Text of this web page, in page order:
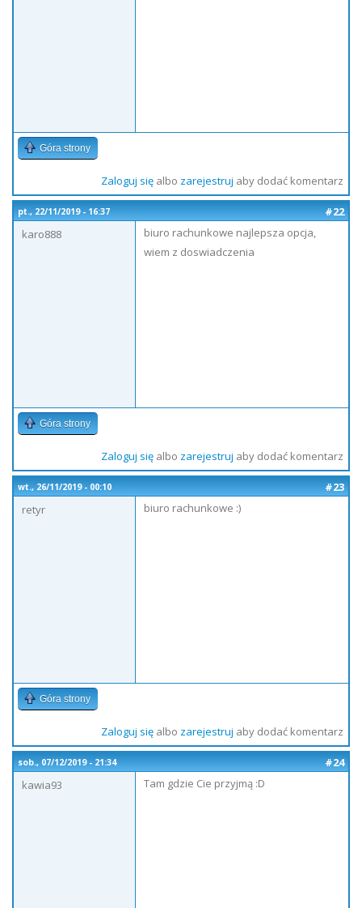
Góra strony
Zaloguj sięalbo zarejestruj aby dodać komentarz
pt., 22/11/2019 - 16:37
#22
karo888
biuro rachunkowe najlepsza opcja,
wiem z doswiadczenia
Góra strony
Zaloguj sięalbo zarejestruj aby dodać komentarz
wt., 26/11/2019 - 00:10
#23
retyr
biuro rachunkowe :)
Góra strony
Zaloguj sięalbo zarejestruj aby dodać komentarz
sob., 07/12/2019 - 21:34
#24
kawia93
Tam gdzie Cie przyjmą :D